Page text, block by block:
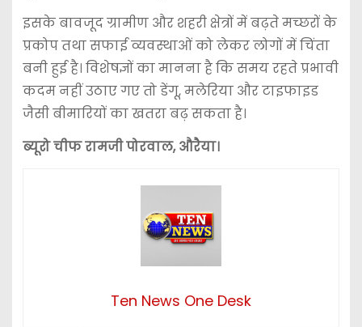
इसके बावजूद ग्रामीण और शहरी क्षेत्रों में बढ़ते मच्छरों के
प्रकोप तथा सफाई व्यवस्थाओं को लेकर लोगों में चिंता
बनी हुई है। विशेषज्ञों का मानना है कि समय रहते प्रभावी
कदम नहीं उठाए गए तो डेंगू, मलेरिया और टाइफाइड
जैसी बीमारियों का खतरा बढ़ सकता है।
ब्यूरो चीफ रामजी पोरवाल, औरैया।
Ten News One Desk